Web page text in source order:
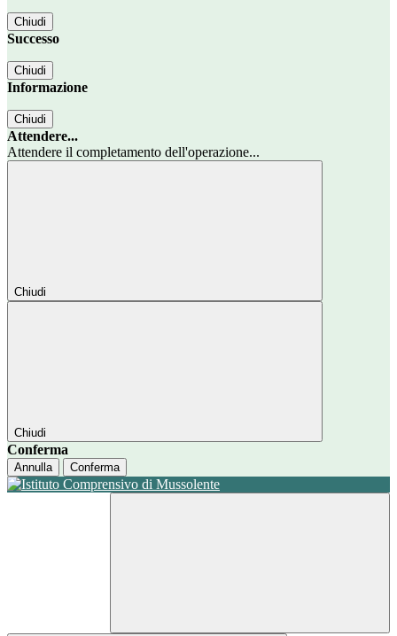
Chiudi
Successo
Chiudi
Informazione
Chiudi
Attendere...
Attendere il completamento dell'operazione...
Chiudi
Chiudi
Conferma
Annulla Conferma